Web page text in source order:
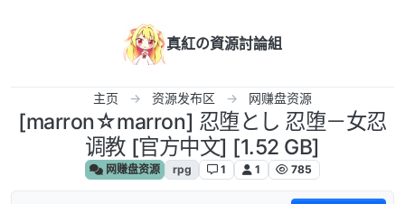
真紅の資源討論組
主页 资源发布区 网赚盘资源
[marron☆marron] 忍堕とし 忍堕－女忍
调教 [官方中文] [1.52 GB]
网赚盘资源 rpg 1 1 785